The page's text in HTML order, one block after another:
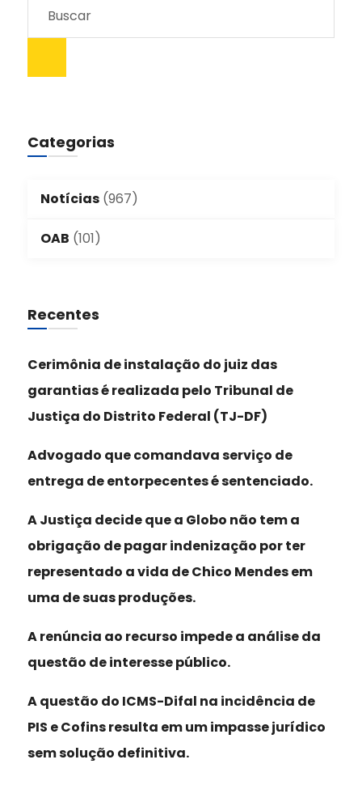
Categorias
Notícias(967)
OAB (101)
Recentes
Cerimônia de instalação do juiz das
garantias é realizada pelo Tribunal de
Justiça do Distrito Federal (TJ-DF)
Advogado que comandava serviço de
entrega de entorpecentes é sentenciado.
A Justiça decide que a Globo não tem a
obrigação de pagar indenização por ter
representado a vida de Chico Mendes em
uma de suas produções.
A renúncia ao recurso impede a análise da
questão de interesse público.
A questão do ICMS-Difal na incidência de
PIS e Cofins resulta em um impasse jurídico
sem solução definitiva.